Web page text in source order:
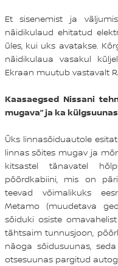
Et sisenemist ja
näidikulaud ehitatud
üles, kui uks avatakse.
näidikulaua vasakul
Ekraan muutub vastavalt
Kaasaegsed Nissani
mugava” ja ka
Üks linnasõiduautole
linnas sõites mugav ja
kitsastel tänavatel
pöördkabiini, mis on
teevad võimalikuks
Metamo (muudetava
sõiduki osiste
tähtsaim tunnusjoon,
näoga sõidusuunas,
otsesuunas pargitud